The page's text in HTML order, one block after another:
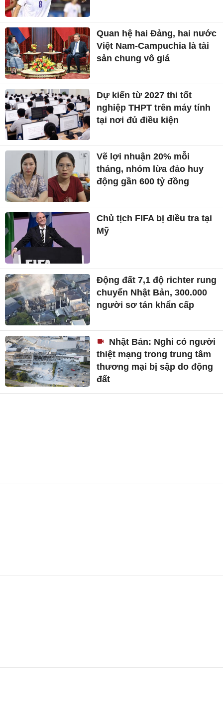
Quan hệ hai Đảng, hai nước
Việt Nam-Campuchia là tài
sản chung vô giá ​
Dự kiến từ 2027 thi tốt
nghiệp THPT trên máy tính
tại nơi đủ điều kiện
Vẽ lợi nhuận 20% mỗi
tháng, nhóm lừa đảo huy
động gần 600 tỷ đồng
Chủ tịch FIFA bị điều tra tại
Mỹ
Động đất 7,1 độ richter rung
chuyển Nhật Bản, 300.000
người sơ tán khẩn cấp
Nhật Bản: Nghi có người
thiệt mạng trong trung tâm
thương mại bị sập do động
đất